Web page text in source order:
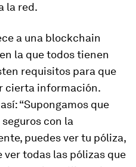
la red.
a una blockchain
la que todos tienen
requisitos para que
cierta información.
“Supongamos que
con la
puedes ver tu póliza,
ver todas las pólizas que